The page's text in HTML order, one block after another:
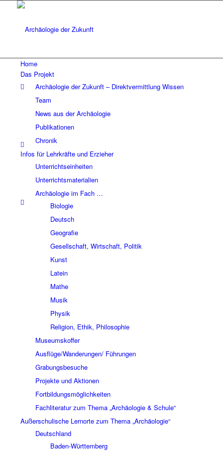
Home
Das Projekt
Archäologie der Zukunft – Direktvermittlung Wissen
Team
News aus der Archäologie
Publikationen
Chronik
Infos für Lehrkräfte und Erzieher
Unterrichtseinheiten
Unterrichtsmaterialien
Archäologie im Fach …
Biologie
Deutsch
Geografie
Gesellschaft, Wirtschaft, Politik
Kunst
Latein
Mathe
Musik
Physik
Religion, Ethik, Philosophie
Museumskoffer
Ausflüge/Wanderungen/ Führungen
Grabungsbesuche
Projekte und Aktionen
Fortbildungsmöglichkeiten
Fachliteratur zum Thema „Archäologie & Schule“
Außerschulische Lernorte zum Thema „Archäologie“
Deutschland
Baden-Württemberg